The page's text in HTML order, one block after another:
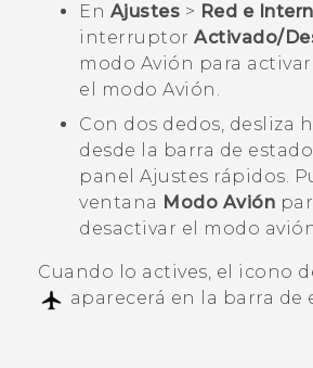
En Ajustes > Red e
interruptor Activado/
modo Avión para
el modo Avión.
Con dos dedos, desliza
desde la barra de
panel Ajustes rápidos.
ventana Modo Avión
desactivar el modo
Cuando lo actives, el icono
aparecerá en la barra de